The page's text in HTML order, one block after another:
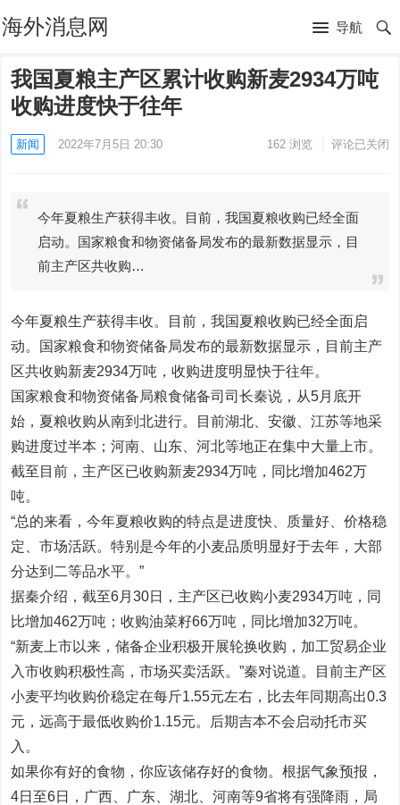
海外消息网 导航
我国夏粮主产区累计收购新麦2934万吨
收购进度快于往年
新闻 2022年7月5日 20:30 162浏览 评论已关闭
今年夏粮生产获得丰收。目前，我国夏粮收购已经全面
启动。国家粮食和物资储备局发布的最新数据显示，目
前主产区共收购…
今年夏粮生产获得丰收。目前，我国夏粮收购已经全面启
动。国家粮食和物资储备局发布的最新数据显示，目前主产
区共收购新麦2934万吨，收购进度明显快于往年。
国家粮食和物资储备局粮食储备司司长秦说，从5月底开
始，夏粮收购从南到北进行。目前湖北、安徽、江苏等地采
购进度过半本；河南、山东、河北等地正在集中大量上市。
截至目前，主产区已收购新麦2934万吨，同比增加462万
吨。
“总的来看，今年夏粮收购的特点是进度快、质量好、价格稳
定、市场活跃。特别是今年的小麦品质明显好于去年，大部
分达到二等品水平。”
据秦介绍，截至6月30日，主产区已收购小麦2934万吨，同
比增加462万吨；收购油菜籽66万吨，同比增加32万吨。
“新麦上市以来，储备企业积极开展轮换收购，加工贸易企业
入市收购积极性高，市场买卖活跃。”秦对说道。目前主产区
小麦平均收购价稳定在每斤1.55元左右，比去年同期高出0.3
元，远高于最低收购价1.15元。后期吉本不会启动托市买
入。
如果你有好的食物，你应该储存好的食物。根据气象预报，
4日至6日，广西、广东、湖北、河南等9省将有强降雨，局